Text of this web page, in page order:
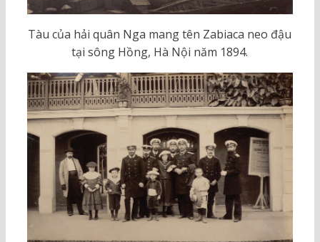
Tàu của hải quân Nga mang tên Zabiaca neo đậu
tại sông Hồng, Hà Nội năm 1894.